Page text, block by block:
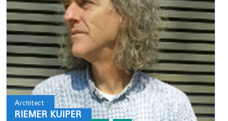
Architect
RIEMER KUIPER